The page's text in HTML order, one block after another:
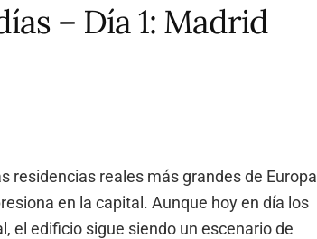
– Día 1: Madrid
residencias reales más grandes de Europa
en la capital. Aunque hoy en día los
el edificio sigue siendo un escenario de